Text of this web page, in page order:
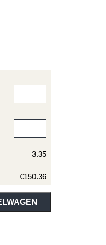
3.35
€150.36